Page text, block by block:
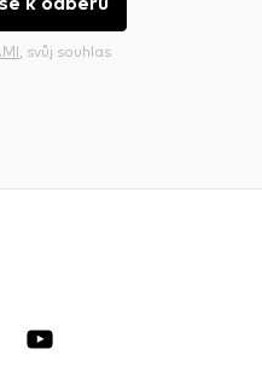
, svůj souhlas